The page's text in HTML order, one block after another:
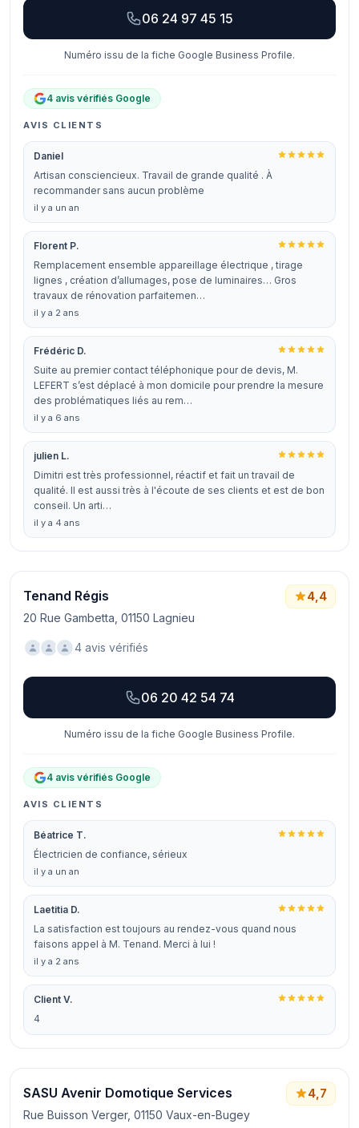
06 24 97 45 15
Numéro issu de la fiche Google Business Profile.
4 avis vérifiés Google
AVIS CLIENTS
Daniel
Artisan consciencieux. Travail de grande qualité . À
recommander sans aucun problème
il y a un an
Florent P.
Remplacement ensemble appareillage électrique , tirage
lignes , création d’allumages, pose de luminaires… Gros
travaux de rénovation parfaitemen…
il y a 2 ans
Frédéric D.
Suite au premier contact téléphonique pour de devis, M.
LEFERT s’est déplacé à mon domicile pour prendre la mesure
des problématiques liés au rem…
il y a 6 ans
julien L.
Dimitri est très professionnel, réactif et fait un travail de
qualité. Il est aussi très à l'écoute de ses clients et est de bon
conseil. Un arti…
il y a 4 ans
Tenand Régis
20 Rue Gambetta, 01150 Lagnieu
4,4
4 avis vérifiés
06 20 42 54 74
Numéro issu de la fiche Google Business Profile.
4 avis vérifiés Google
AVIS CLIENTS
Béatrice T.
Électricien de confiance, sérieux
il y a un an
Laetitia D.
La satisfaction est toujours au rendez-vous quand nous
faisons appel à M. Tenand. Merci à lui !
il y a 2 ans
Client V.
4
SASU Avenir Domotique Services
Rue Buisson Verger, 01150 Vaux-en-Bugey
4,7